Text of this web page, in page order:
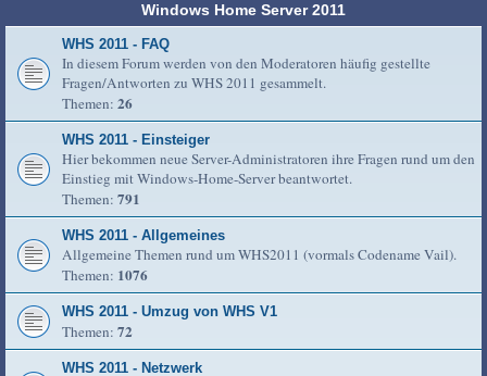
Windows Home Server 2011
WHS 2011 - FAQ
In diesem Forum werden von den Moderatoren häufig gestellte
Fragen/Antworten zu WHS 2011 gesammelt.
Themen: 26
WHS 2011 - Einsteiger
Hier bekommen neue Server-Administratoren ihre Fragen rund um den
Einstieg mit Windows-Home-Server beantwortet.
Themen: 791
WHS 2011 - Allgemeines
Allgemeine Themen rund um WHS2011 (vormals Codename Vail).
Themen: 1076
WHS 2011 - Umzug von WHS V1
Themen: 72
WHS 2011 - Netzwerk